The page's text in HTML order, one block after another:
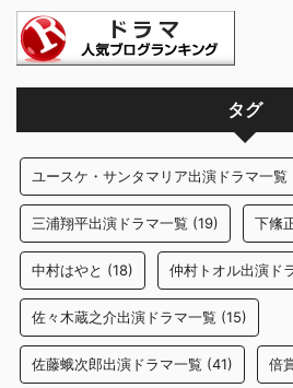
タグ
ユースケ・サンタマリア出演ドラマ一覧
三浦翔平出演ドラマ一覧 (19) 下絛
中村はやと (18) 仲村トオル出演ド
佐々木蔵之介出演ドラマ一覧 (15)
佐藤蛾次郎出演ドラマ一覧 (41) 倍